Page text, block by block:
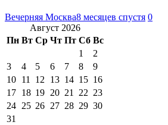
Вечерняя Москва8 месяцев спустя 0
Август 2026
Пн Вт Ср Чт Пт Сб Вс
1
2
3
4 5 6 7 8
9
10 11 12 13 14 15 16
17 18 19 20 21 22 23
24 25 26 27 28 29 30
31